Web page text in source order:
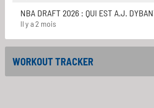
NBA DRAFT 2026 : QUI EST A.J.
Il y a 2 mois
WORKOUT TRACKER